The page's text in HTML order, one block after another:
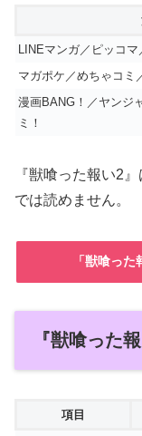
LINEマンガ／ピッコ
マガポケ／めちゃコミ
漫画BANG！／ヤンジ
ミ！
『獣喰った報い2
では読めません。
「獣喰っ
『獣喰った
項目